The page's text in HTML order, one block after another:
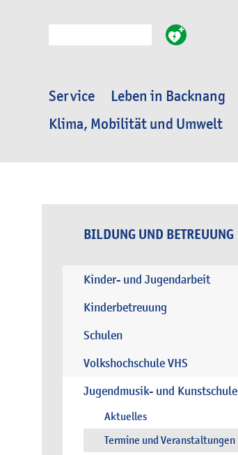
Service Leben in Backnang
Klima, Mobilität und Umwelt
BILDUNG UND BETREUUNG
Kinder- und Jugendarbeit
Kinderbetreuung
Schulen
Volkshochschule VHS
Jugendmusik- und Kunstschule
Aktuelles
Termine und Veranstaltungen